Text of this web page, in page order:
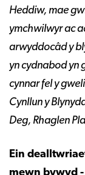
Heddiw, mae
ymchwilwyr ac
arwyddocâd y
yn cydnabod yn
cynnar fel y
Cynllun y
Deg, Rhaglen
Ein